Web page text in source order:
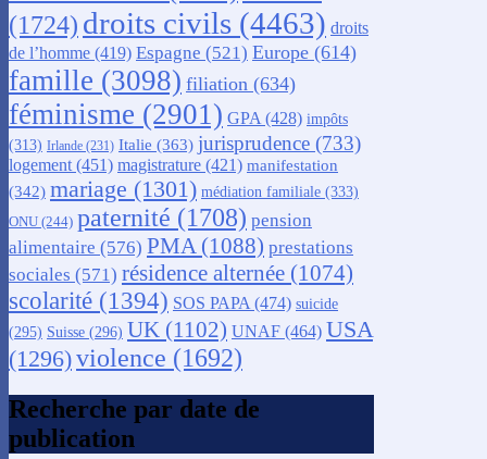
(1724) droits civils (4463) droits
de l’homme (419) Espagne (521) Europe (614)
famille (3098) filiation (634)
féminisme (2901) GPA (428) impôts
(313) Irlande (231) Italie (363) jurisprudence (733)
logement (451) magistrature (421) manifestation
(342) mariage (1301) médiation familiale (333)
ONU (244) paternité (1708) pension
alimentaire (576) PMA (1088) prestations
sociales (571) résidence alternée (1074)
scolarité (1394) SOS PAPA (474) suicide
(295) Suisse (296) UK (1102) UNAF (464) USA
(1296)violence (1692)
Recherche par date de
publication